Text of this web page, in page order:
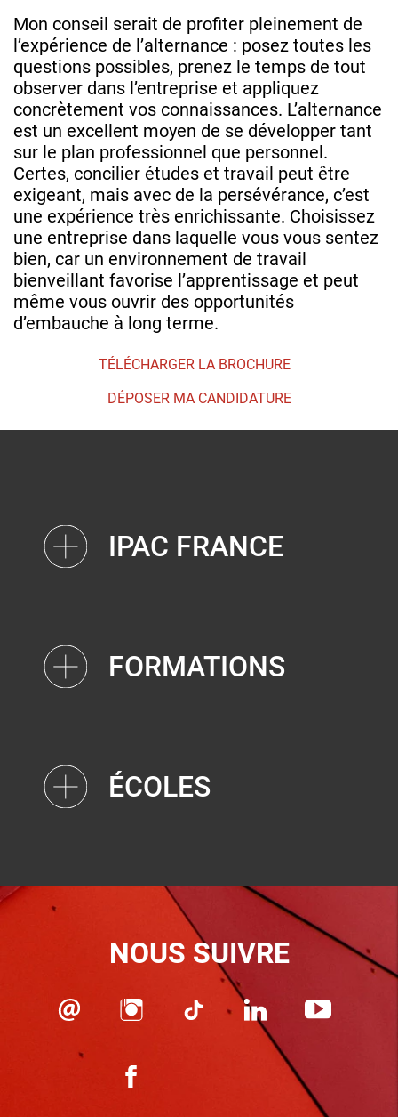
Mon conseil serait de profiter pleinement de
l’expérience de l’alternance : posez toutes les
questions possibles, prenez le temps de tout
observer dans l’entreprise et appliquez
concrètement vos connaissances. L’alternance
est un excellent moyen de se développer tant
sur le plan professionnel que personnel.
Certes, concilier études et travail peut être
exigeant, mais avec de la persévérance, c’est
une expérience très enrichissante. Choisissez
une entreprise dans laquelle vous vous sentez
bien, car un environnement de travail
bienveillant favorise l’apprentissage et peut
même vous ouvrir des opportunités
d’embauche à long terme.
TÉLÉCHARGER LA BROCHURE
DÉPOSER MA CANDIDATURE
IPAC FRANCE
FORMATIONS
ÉCOLES
NOUS SUIVRE